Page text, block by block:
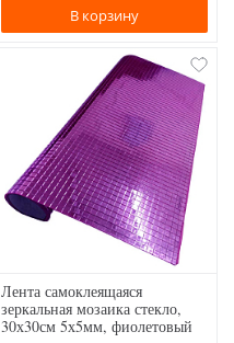
В корзину
Лента самоклеящаяся
зеркальная мозаика стекло,
30х30см 5х5мм, фиолетовый